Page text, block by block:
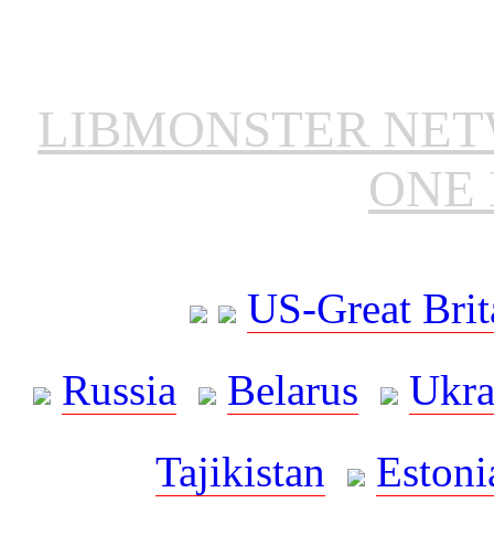
LIBMONSTER
ONE
US-Great
Russia
Belarus
Tajikistan